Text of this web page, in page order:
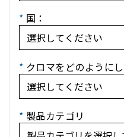
* 国：
* クロマをどのように
* 製品カテゴリ